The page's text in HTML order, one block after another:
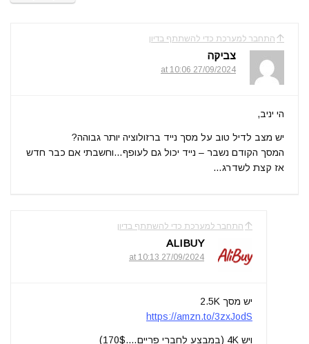
התחבר למערכת כדי להשתתף בדיון
צביקה
27/09/2024 at 10:06
הי יניב,
יש מצב לדיל טוב על מסך נייד ברזולוציה יותר גבוהה?
המסך הקודם נשבר – נייד יכול גם לעופף…וחשבתי אם כבר חדש
אז קצת לשדרג…
התחבר למערכת כדי להשתתף בדיון
ALIBUY
27/09/2024 at 10:13
יש מסך 2.5K
https://amzn.to/3zxJodS
ויש 4K (במבצע לחברי פריים….170$)